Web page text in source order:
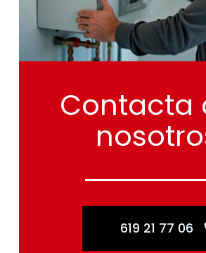
619 21 77 06